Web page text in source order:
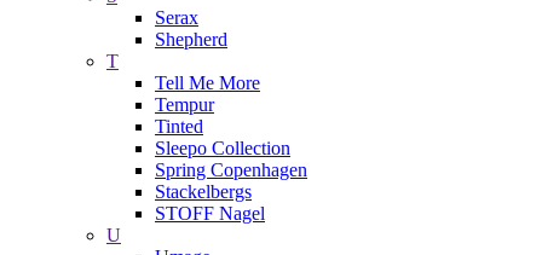
Serax
Shepherd
T
Tell Me More
Tempur
Tinted
Sleepo Collection
Spring Copenhagen
Stackelbergs
STOFF Nagel
U